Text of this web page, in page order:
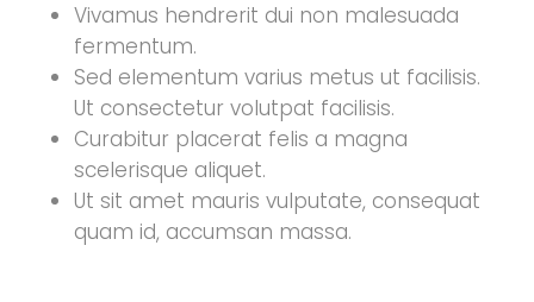
Vivamus hendrerit dui non malesuada
fermentum.
Sed elementum varius metus ut facilisis.
Ut consectetur volutpat facilisis.
Curabitur placerat felis a magna
scelerisque aliquet.
Ut sit amet mauris vulputate, consequat
quam id, accumsan massa.